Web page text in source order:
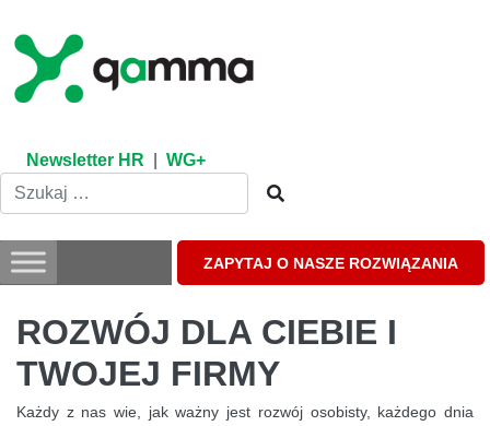
content
Newsletter HR WG+
ZAPYTAJ O NASZE ROZWIĄZANIA
ROZWÓJ DLA CIEBIE I
TWOJEJ FIRMY
Każdy z nas wie, jak ważny jest rozwój osobisty, każdego dnia